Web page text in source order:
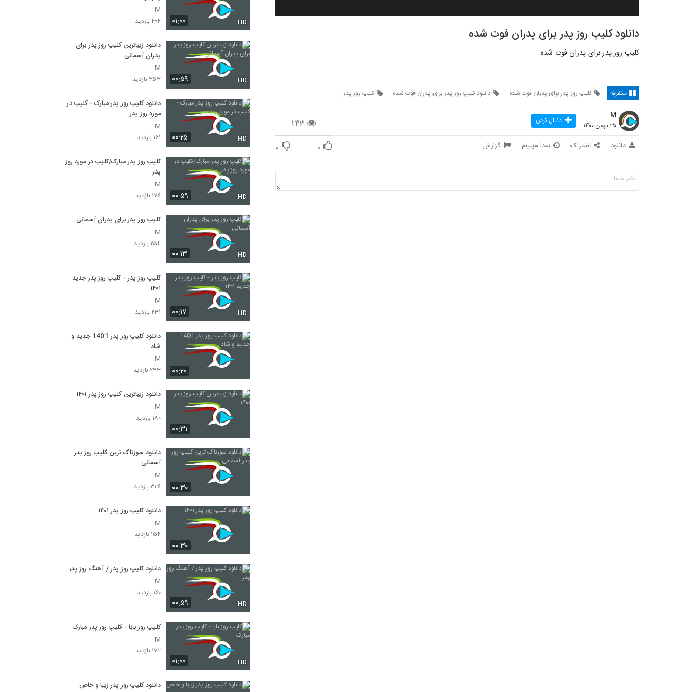
دانلود کلیپ روز پدر برای پدران فوت شده
کلیپ روز پدر برای پدران فوت شده
متفرقه کلیپ روز پدر برای پدران فوت شده دانلود کلیپ روز پدر برای پدران فوت شده کلیپ روز پدر
۱۴۳
M
۲۵ بهمن ۱۴۰۰ دنبال کردن
دانلود اشتراک بعدا میبینم گزارش ۰ ۰
۰۱:۰۰ HD
M
۴۰۴ بازدید
۰۰:۵۹ HD
دانلود زیباترین کلیپ روز پدر برای
پدران آسمانی
M
۳۵۳ بازدید
۰۰:۲۵ HD
دانلود کلیپ روز پدر مبارک - کلیپ در
مورد روز پدر
M
۱۶۱ بازدید
۰۰:۵۹ HD
کلیپ روز پدر مبارک/کلیپ در مورد روز
پدر
M
۱۷۶ بازدید
۰۰:۱۳ HD
کلیپ روز پدر برای پدران آسمانی
M
۲۵۴ بازدید
۰۰:۱۷ HD
کلیپ روز پدر - کلیپ روز پدر جدید
۱۴۰۱
M
۲۳۱ بازدید
۰۰:۲۰
دانلود کلیپ روز پدر 1401 جدید و
شاد
M
۲۴۳ بازدید
۰۰:۳۱
دانلود زیباترین کلیپ روز پدر ۱۴۰۱
M
۱۸۰ بازدید
۰۰:۳۰
دانلود سوزناک ترین کلیپ روز پدر
آسمانی
M
۳۲۶ بازدید
۰۰:۳۰
دانلود کلیپ روز پدر ۱۴۰۱
M
۱۵۴ بازدید
۰۰:۵۹ HD
دانلود کلیپ روز پدر / آهنگ روز پدر
M
۱۶۰ بازدید
۰۱:۰۰ HD
کلیپ روز بابا - کلیپ روز پدر مبارک
M
۱۷۲ بازدید
دانلود کلیپ روز پدر زیبا و خاص